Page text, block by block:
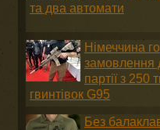
та два автомати
Німеччина
замовлення
партії з 250
гвинтівок G95
Без